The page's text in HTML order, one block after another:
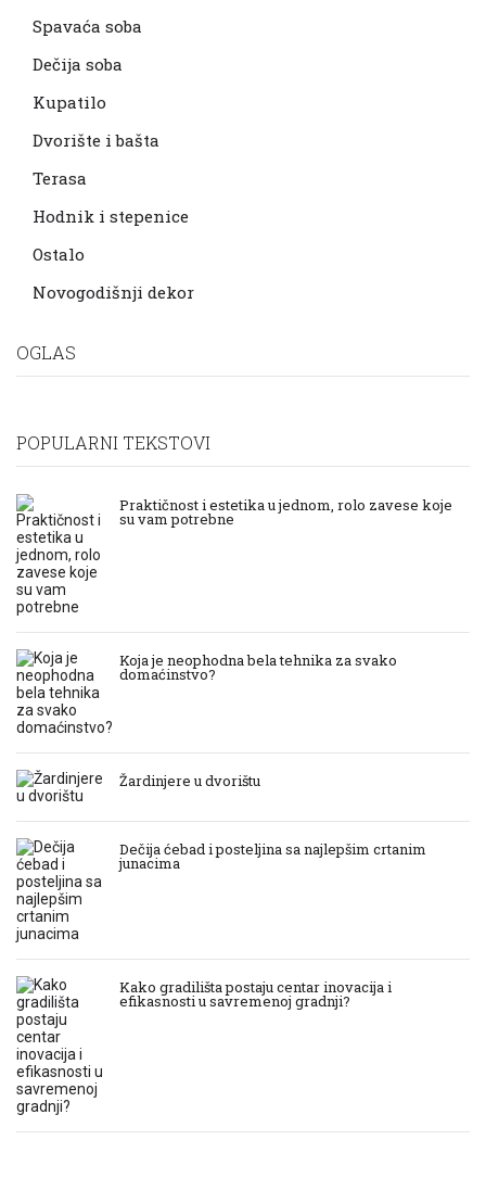
Spavaća soba
Dečija soba
Kupatilo
Dvorište i bašta
Terasa
Hodnik i stepenice
Ostalo
Novogodišnji dekor
OGLAS
POPULARNI TEKSTOVI
Praktičnost i estetika u jednom, rolo zavese koje
su vam potrebne
Koja je neophodna bela tehnika za svako
domaćinstvo?
Žardinjere u dvorištu
Dečija ćebad i posteljina sa najlepšim crtanim
junacima
Kako gradilišta postaju centar inovacija i
efikasnosti u savremenoj gradnji?